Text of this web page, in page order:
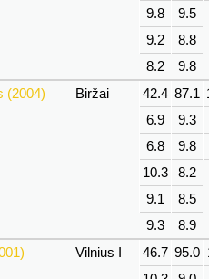
9.8
9.5
9.2
8.8
8.2
9.8
(2004) Biržai 42.4 87.1
6.9
9.3
6.8
9.8
10.3
8.2
9.1
8.5
9.3
8.9
Vilnius I 46.7 95.0